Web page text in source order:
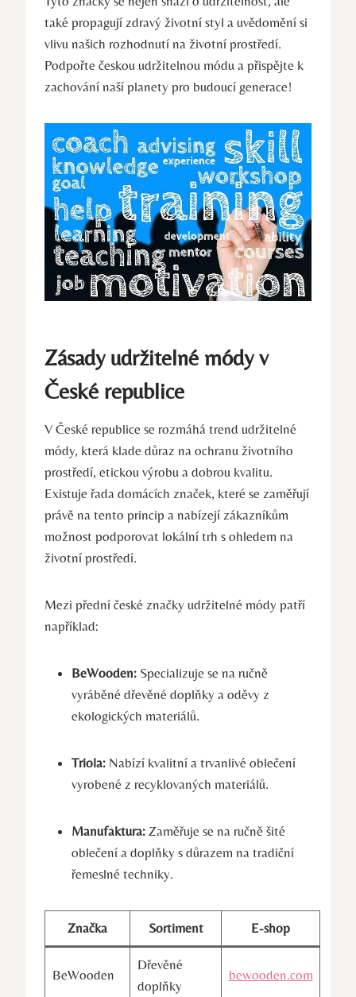
také propagují zdravý životní styl a uvědomění si
vlivu našich rozhodnutí na životní prostředí.
Podpořte českou udržitelnou módu a přispějte k
zachování naší planety pro budoucí generace!
Zásady udržitelné módy v
České republice
V České republice se rozmáhá trend udržitelné
módy, která klade důraz na ochranu životního
prostředí, etickou výrobu a dobrou kvalitu.
Existuje řada domácích značek, které se zaměřují
právě na tento princip a nabízejí zákazníkům
možnost podporovat lokální trh s ohledem na
životní prostředí.
Mezi přední české značky udržitelné módy patří
například:
BeWooden: Specializuje se na ručně
vyráběné dřevěné doplňky a oděvy z
ekologických materiálů.
Triola: Nabízí kvalitní a trvanlivé oblečení
vyrobené z recyklovaných materiálů.
Manufaktura: Zaměřuje se na ručně šité
oblečení a doplňky s důrazem na tradiční
řemeslné techniky.
Značka Sortiment E-shop
BeWooden
Dřevěné
doplňky
bewooden.com